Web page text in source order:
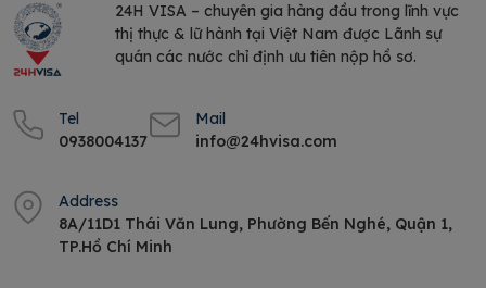
24H VISA – chuyên gia hàng đầu trong lĩnh vực
thị thực & lữ hành tại Việt Nam được Lãnh sự
quán các nước chỉ định ưu tiên nộp hồ sơ.
Tel
0938004137
Mail
info@24hvisa.com
Address
8A/11D1 Thái Văn Lung, Phường Bến Nghé, Quận 1,
TP.Hồ Chí Minh